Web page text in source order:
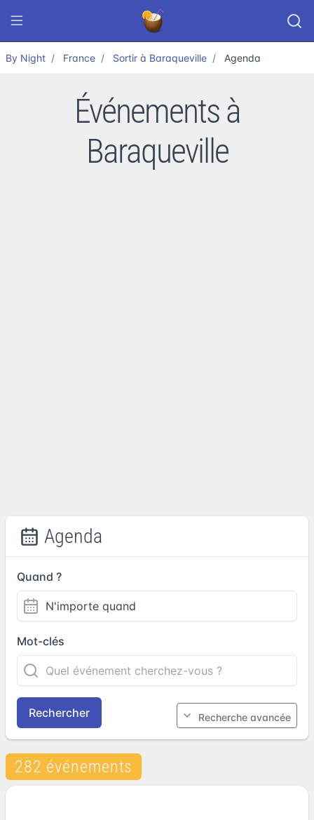
By Night France Sortir à Baraqueville Agenda
Événements à
Baraqueville
Agenda
Quand ?
Mot-clés
Rechercher Recherche avancée
282 événements